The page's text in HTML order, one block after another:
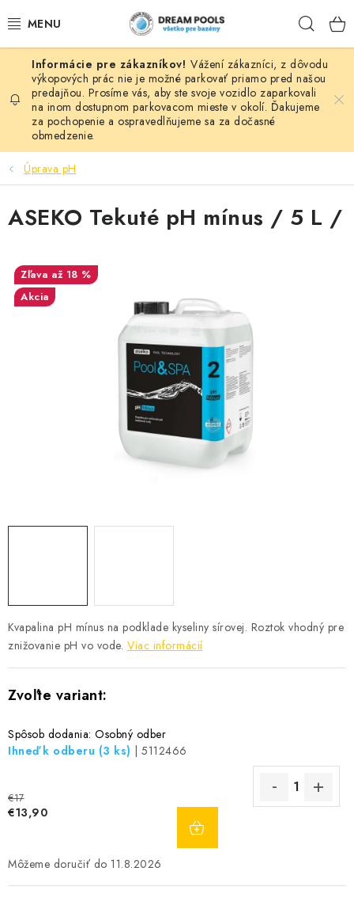
na
BAZÉNY
VÍRIVKY
ASEKO PRÍSLUŠENSTVO
ZÁHRADA
Vážení zákazníci, z dôvodu
výkopových prác nie je možné parkovať priamo pred našou
predajňou. Prosíme vás, aby ste svoje vozidlo zaparkovali
na inom dostupnom parkovacom mieste v okolí. Ďakujeme
za pochopenie a ospravedlňujeme sa za dočasné
obmedzenie.
Úprava pH
Kvapalina pH mínus na podklade kyseliny sírovej. Roztok vhodný pre
znižovanie pH vo vode. Viac informácií
Spôsob dodania: Osobný odber
Ihneď k odberu (3 ks) | 5112466
€17
€13,90
11.8.2026
ASEKO Tekuté pH mínus / 5 L /
až 18 %
Akcia